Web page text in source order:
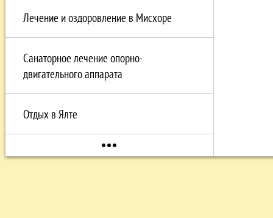
Лечение и оздоровление в Мисхоре
Санаторное лечение опорно-
двигательного аппарата
Отдых в Ялте
more_horiz